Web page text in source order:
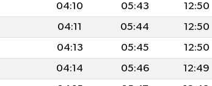
04:10 05:43 12:50
04:11 05:44 12:50
04:13 05:45 12:50
04:14 05:46 12:49